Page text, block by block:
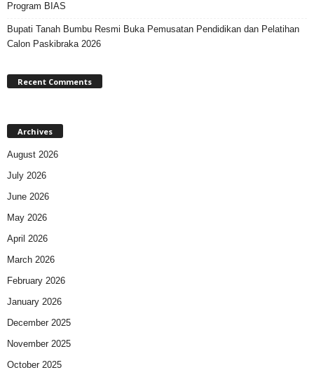
Program BIAS
Bupati Tanah Bumbu Resmi Buka Pemusatan Pendidikan dan Pelatihan
Calon Paskibraka 2026
Recent Comments
Archives
August 2026
July 2026
June 2026
May 2026
April 2026
March 2026
February 2026
January 2026
December 2025
November 2025
October 2025